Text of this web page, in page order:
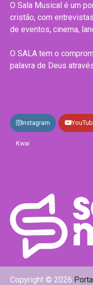
O Sala Musical é um
cristão, com
de eventos, cinema,
O SALA tem o
palavra de Deus
Instagram
Kwai
Copyright © 2026